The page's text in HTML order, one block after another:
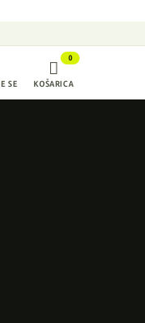
SE

KOŠARICA
0